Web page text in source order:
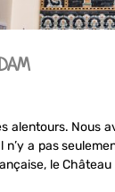
alentours.
a pas
le